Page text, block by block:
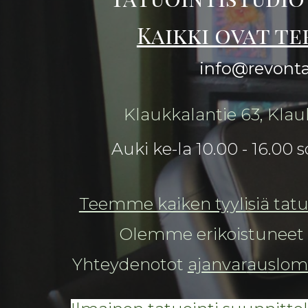
Kaikki ovat
Klaukkalantie 63,
Auki ke-la10.00 - 16.00
Teemme kaiken tyylisiä
Olemme erikoistuneet
Yhteydenotot ajanvarau